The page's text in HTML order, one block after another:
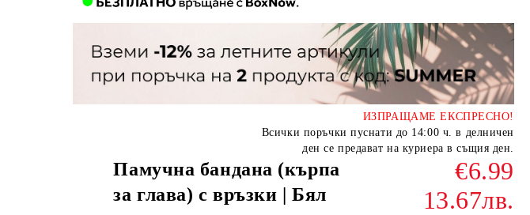
ИЗПРАЩАМЕ ЕКСПРЕСНО!
Всички поръчки пуснати до 14:00 ч. в делничен
ден се предават на куриера в същия ден.
Памучна бандана (кърпа
за глава) с връзки | Бял
€6.99
13.67лв.